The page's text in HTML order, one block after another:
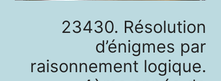
23430. Résolution
d’énigmes par
raisonnement logique.